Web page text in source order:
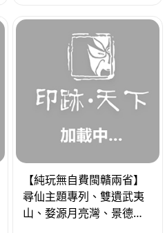
【純玩無自費閩贛兩省】
尋仙主題專列、雙遺武夷
山、婺源月亮灣、景德